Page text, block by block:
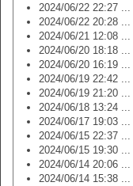
2024/06/22 22:27 ...
2024/06/22 20:28 ...
2024/06/21 12:08 ...
2024/06/20 18:18 ...
2024/06/20 16:19 ...
2024/06/19 22:42 ...
2024/06/19 21:20 ...
2024/06/18 13:24 ...
2024/06/17 19:03 ...
2024/06/15 22:37 ...
2024/06/15 19:30 ...
2024/06/14 20:06 ...
2024/06/14 15:38 ...